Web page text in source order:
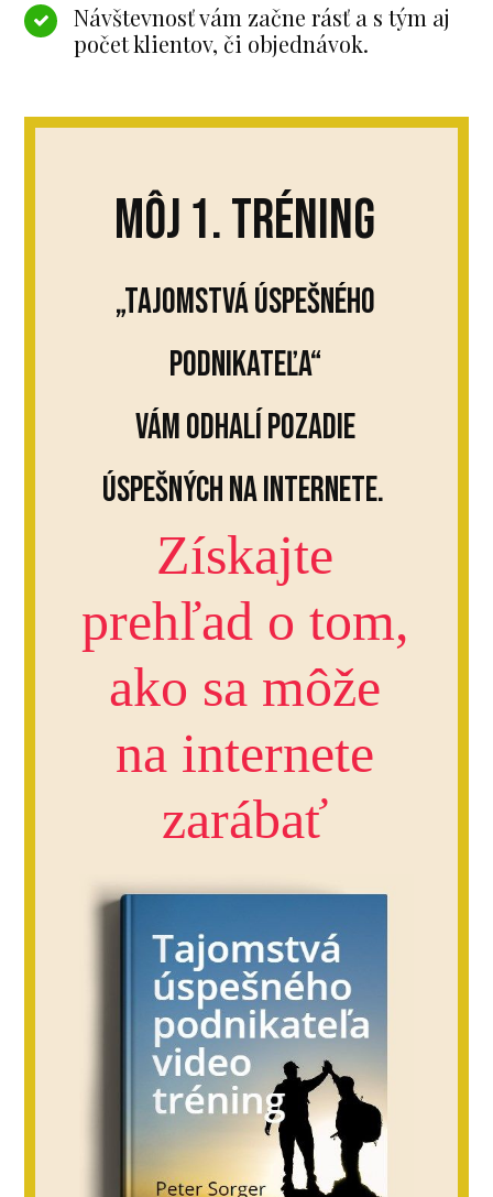
Návštevnosť vám začne rásť a s tým aj
počet klientov, či objednávok.
Môj 1. tréning
„Tajomstvá úspešného
podnikateľa“
vám odhalí pozadie
úspešných na internete.
Získajte
prehľad o tom,
ako sa môže
na internete
zarábať